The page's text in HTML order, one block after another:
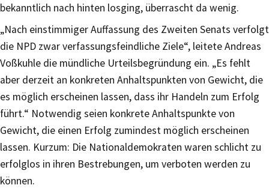
bekanntlich nach hinten losging, überrascht da wenig.
„Nach einstimmiger Auffassung des Zweiten Senats verfolgt
die NPD zwar verfassungsfeindliche Ziele“, leitete Andreas
Voßkuhle die mündliche Urteilsbegründung ein. „Es fehlt
aber derzeit an konkreten Anhaltspunkten von Gewicht, die
es möglich erscheinen lassen, dass ihr Handeln zum Erfolg
führt.“ Notwendig seien konkrete Anhaltspunkte von
Gewicht, die einen Erfolg zumindest möglich erscheinen
lassen. Kurzum: Die Nationaldemokraten waren schlicht zu
erfolglos in ihren Bestrebungen, um verboten werden zu
können.